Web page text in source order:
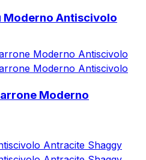
Moderno Antiscivolo
Moderno